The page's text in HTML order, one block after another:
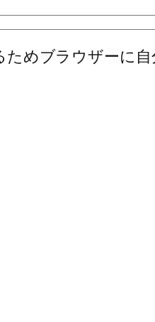
めブラウザーに